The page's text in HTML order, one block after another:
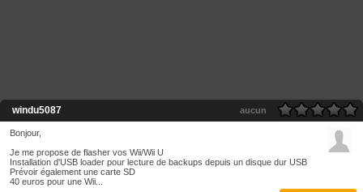
windu5087 aucun
Bonjour,
Je me propose de flasher vos Wii/Wii U
Installation d'USB loader pour lecture de backups depuis un disque dur USB
Prévoir également une carte SD
40 euros pour une Wii...